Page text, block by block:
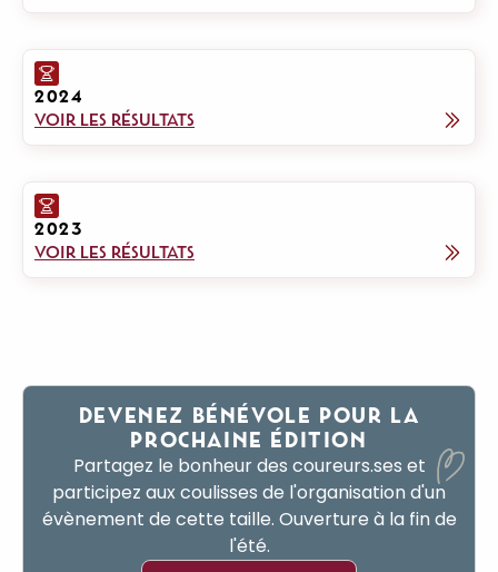
2024
VOIR LES RÉSULTATS
2023
VOIR LES RÉSULTATS
DEVENEZ BÉNÉVOLE POUR LA
PROCHAINE ÉDITION
Partagez le bonheur des coureurs.ses et
participez aux coulisses de l'organisation d'un
évènement de cette taille. Ouverture à la fin de
l'été.